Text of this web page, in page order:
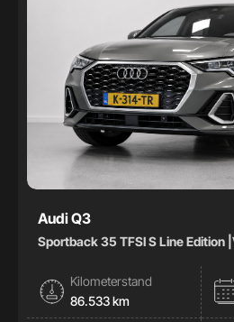
Audi Q3
Sportback 35 TFSI S Line Edition
Kilometerstand
86.533 km